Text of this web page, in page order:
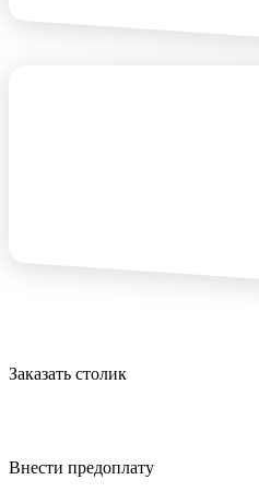
Заказать столик
Внести предоплату